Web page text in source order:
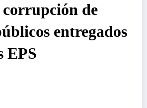
de
entregados
EPS